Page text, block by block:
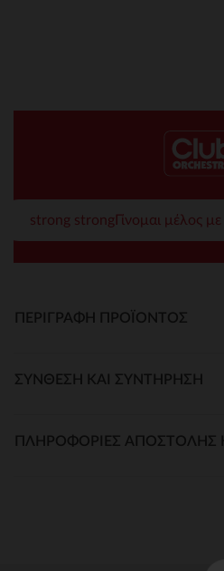
strong strongΓίνομαι μέλος
ΠΕΡΙΓΡΑΦΉ ΠΡΟΪΌΝΤΟΣ
ΣΎΝΘΕΣΗ ΚΑΙ ΣΥΝΤΉΡΗΣΗ
ΠΛΗΡΟΦΟΡΊΕΣ ΑΠΟΣΤΟΛΉΣ